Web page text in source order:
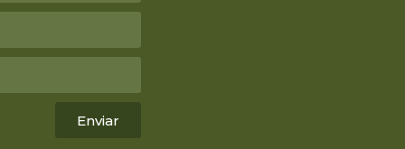
Enviar